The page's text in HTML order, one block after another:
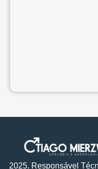
2025. Responsável